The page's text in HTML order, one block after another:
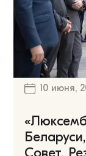
10 июня,